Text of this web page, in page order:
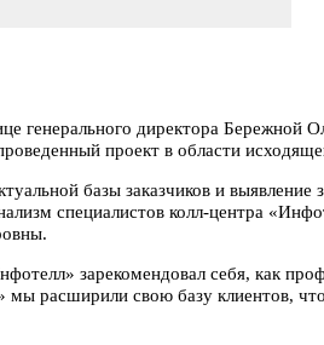
генерального директора Бережной
проект в области
базы заказчиков и выявление
специалистов колл-центра
зарекомендовал себя, как
мы расширили свою базу клиентов,